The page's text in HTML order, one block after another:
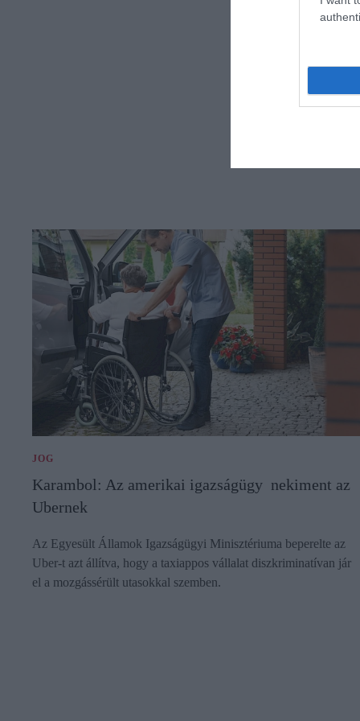
JOG
Karambol: Az amerikai igazságügy nekiment az
Ubernek
Az Egyesült Államok Igazságügyi Minisztériuma beperelte az
Uber-t azt állítva, hogy a taxiappos vállalat diszkriminatívan jár
el a mozgássérült utasokkal szemben.